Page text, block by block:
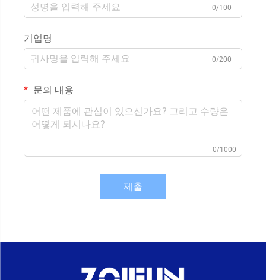
0/100
기업명
0/200
문의 내용
0/1000
제출